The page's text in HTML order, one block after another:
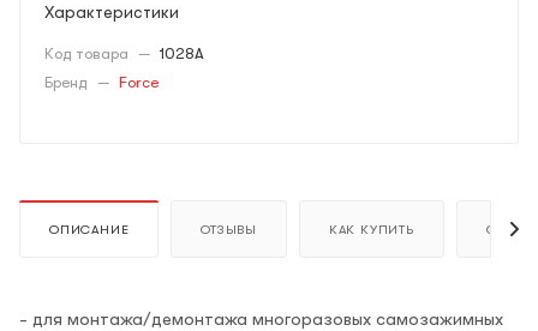
Характеристики
Код товара — 1028A
Бренд — Force
ОПИСАНИЕ ОТЗЫВЫ КАК КУПИТЬ ОПЛАТА
- для монтажа/демонтажа многоразовых самозажимных